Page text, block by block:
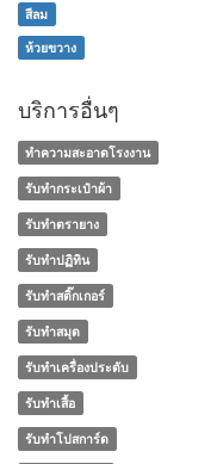
สีลม
ห้วยขวาง
บริการอื่นๆ
ทำความสะอาดโรงงาน
รับทำกระเป๋าผ้า
รับทำตรายาง
รับทำปฏิทิน
รับทำสติ๊กเกอร์
รับทำสมุด
รับทำเครื่องประดับ
รับทำเสื้อ
รับทำโปสการ์ด